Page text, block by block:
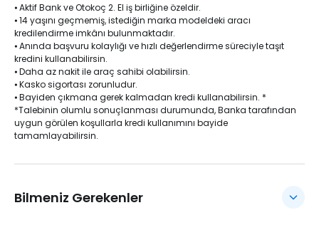
⦁ Aktif Bank ve Otokoç 2. El iş birliğine özeldir.
⦁ 14 yaşını geçmemiş, istediğin marka modeldeki aracı
kredilendirme imkânı bulunmaktadır.
⦁ Anında başvuru kolaylığı ve hızlı değerlendirme süreciyle taşıt
kredini kullanabilirsin.
⦁ Daha az nakit ile araç sahibi olabilirsin.
⦁ Kasko sigortası zorunludur.
⦁ Bayiden çıkmana gerek kalmadan kredi kullanabilirsin. *
*Talebinin olumlu sonuçlanması durumunda, Banka tarafından
uygun görülen koşullarla kredi kullanımını bayide
tamamlayabilirsin.
Bilmeniz Gerekenler